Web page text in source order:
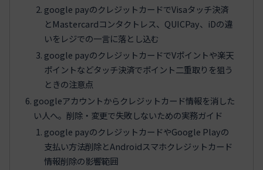
google payのクレジットカードでVisaタッチ決済
とMastercardコンタクトレス、QUICPay、iDの違
いをレジでの一言に落とし込む
google payのクレジットカードでVポイントや楽天
ポイントなどタッチ決済でポイント二重取りを狙う
ときの注意点
googleアカウントからクレジットカード情報を消した
い人へ。削除・変更で失敗しないための実務ガイド
google payのクレジットカードやGoogle Playの
支払い方法削除とAndroidスマホクレジットカード
情報削除の影響範囲